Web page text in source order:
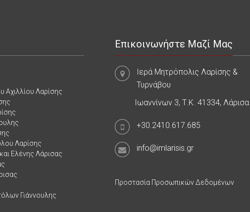
Αχιλλίου Λαρίσης
Λαρίσης
Ελένης Λάρισας
Γιάννουλης
Επικοινωνήστε Μαζί Μας
Ιερά Μητρόπολις Λαρίσης &
Τυρνάβου
Ιωαννίνων 3, Τ.Κ. 41334, Λάρισα
+30.2410.617.685
info@imlarisis.gr
Προστασία Προσωπικών Δεδομένων